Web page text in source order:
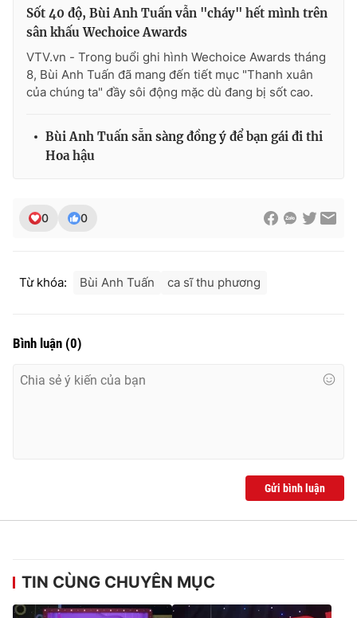
Ðiện thoại Thời báo VTV:024.66 897 897
Email: toasoan@vtv.vn
Liên hệ quảng cáo: 024-7300.7108
® Cấm sao chép dưới mọi hình thức nếu không có sự chấp
thuận bằng văn bản. Ghi rõ nguồn VTV.vn khi phát hành lại
Sốt 40 độ, Bùi Anh Tuấn vẫn "cháy" hết mình trên
sân khấu Wechoice Awards
VTV.vn - Trong buổi ghi hình Wechoice Awards tháng
8, Bùi Anh Tuấn đã mang đến tiết mục "Thanh xuân
của chúng ta" đầy sôi động mặc dù đang bị sốt cao.
Bùi Anh Tuấn sẵn sàng đồng ý để bạn gái đi thi
Hoa hậu
0 0
Từ khóa: Bùi Anh Tuấn ca sĩ thu phương
Bình luận (0)
Gửi bình luận
TIN CÙNG CHUYÊN MỤC